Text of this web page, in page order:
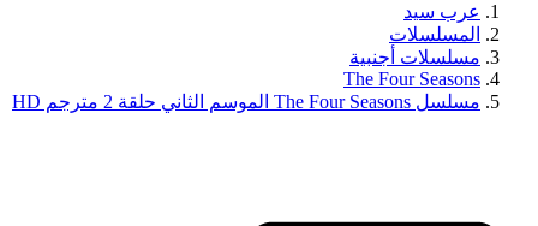
عرب سيد
المسلسلات
مسلسلات أجنبية
The Four Seasons
مسلسل The Four Seasons الموسم الثاني حلقة 2 مترجم HD